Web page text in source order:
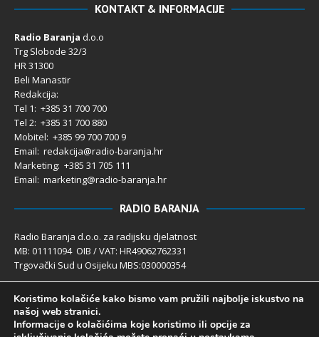
KONTAKT & INFORMACIJE
Radio Baranja d.o.o
Trg Slobode 32/3
HR 31300
Beli Manastir
Redakcija:
Tel 1: +385 31 700 700
Tel 2: +385 31 700 880
Mobitel: +385 99 700 700 9
Email: redakcija@radio-baranja.hr
Marketing: +385 31 705 111
Email: marketing@radio-baranja.hr
RADIO BARANJA
Radio Baranja d.o.o. za radijsku djelatnost
MB: 01111094 OIB / VAT: HR49062762331
Trgovački Sud u Osijeku MBS:030000354
Temeljni kapital 2.600,00 € uplaćen u cijelosti
Poslovni račun PBZ: 2340009-1100121402
IBAN: HR4123400091100121402
Koristimo kolačiće kako bismo vam pružili najbolje iskustvo na
našoj web stranici.
Informacije o kolačićima koje koristimo ili opcije za